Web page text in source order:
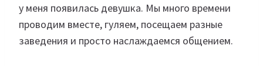
у меня появилась девушка. Мы много времени
проводим вместе, гуляем, посещаем разные
заведения и просто наслаждаемся общением.